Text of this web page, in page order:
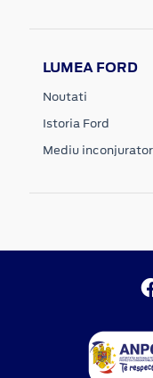
LUMEA FORD
Noutati
Istoria Ford
Mediu inconjurator